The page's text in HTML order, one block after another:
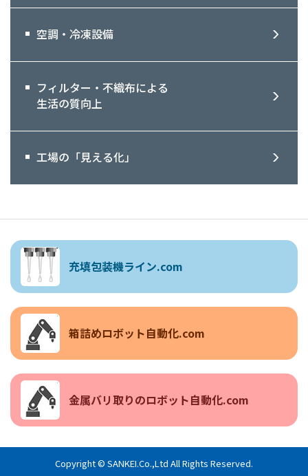
空調・冷凍設備
フィルター・不織布による
生活の質向上
工場の「見える化」
充填包装機ライン.com
箱詰めロボット自動化.com
金属バリ取りのロボット自動化.com
Copyright © SANKEI.Co.,Ltd All Rights Reserved.